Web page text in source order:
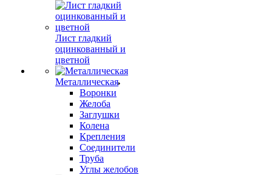
Лист гладкий
оцинкованный и
цветной
Металлическая
Воронки
Желоба
Заглушки
Колена
Крепления
Соединители
Труба
Углы желобов